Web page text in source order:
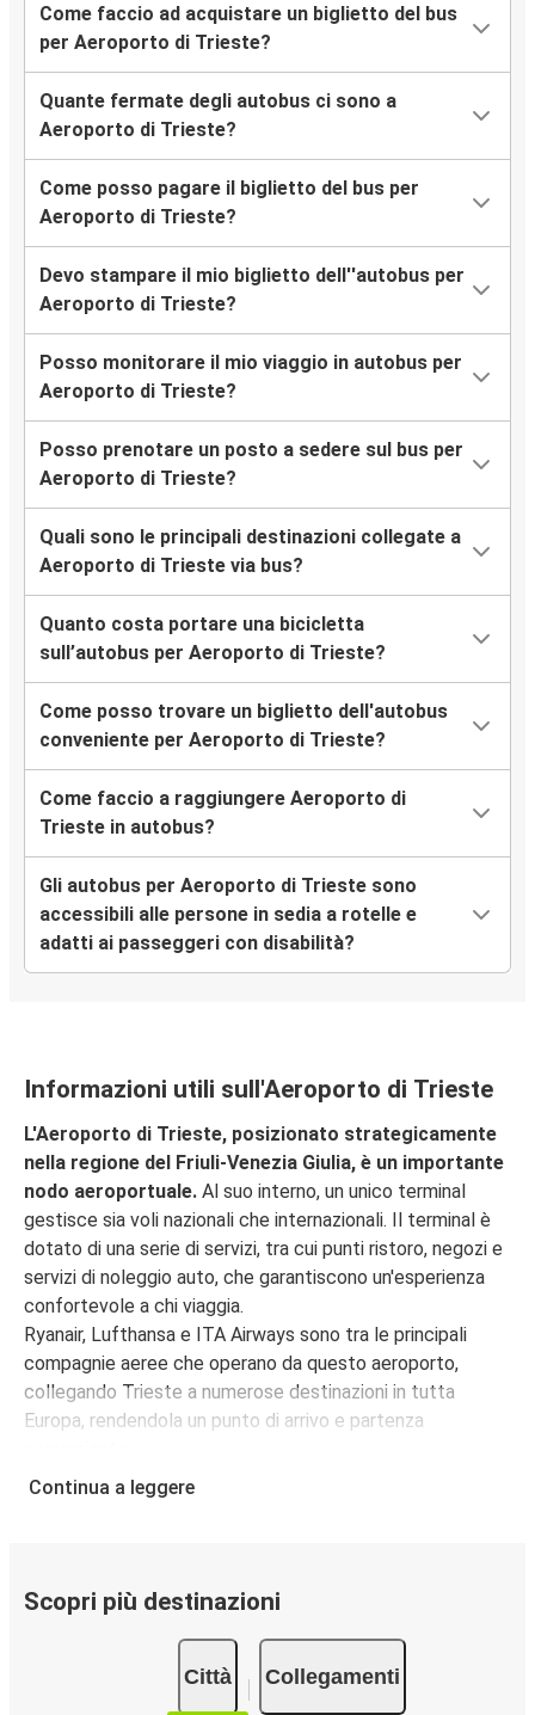
Rovigno
Aeroporto di Trieste
Aeroporto di Trieste
Napoli
Aeroporto di Trieste
Bologna
Aeroporto di Trieste
Aeroporto di Bergamo Orio al Serio
Aeroporto di Trieste
Genova
Aeroporto di Trieste
Padova
Napoli
Graz
Aeroporto di Trieste
Aeroporto di Trieste
Firenze
Aeroporto di Trieste
Perugia
Aeroporto di Trieste
Aeroporto di Trieste
Marsiglia
Aeroporto di Trieste
Zara
Aeroporto di Trieste
Aeroporto di Trieste
Graz
Aeroporto di Trieste
Aeroporto di Trieste
Benevento
Aeroporto di Milano Malpensa (MXP)
Come faccio ad acquistare un biglietto del bus
per Aeroporto di Trieste?
Quante fermate degli autobus ci sono a
Aeroporto di Trieste?
Come posso pagare il biglietto del bus per
Aeroporto di Trieste?
Devo stampare il mio biglietto dell''autobus per
Aeroporto di Trieste?
Posso monitorare il mio viaggio in autobus per
Aeroporto di Trieste?
Posso prenotare un posto a sedere sul bus per
Aeroporto di Trieste?
Quali sono le principali destinazioni collegate a
Aeroporto di Trieste via bus?
Quanto costa portare una bicicletta
sull’autobus per Aeroporto di Trieste?
Come posso trovare un biglietto dell'autobus
conveniente per Aeroporto di Trieste?
Come faccio a raggiungere Aeroporto di
Trieste in autobus?
Gli autobus per Aeroporto di Trieste sono
accessibili alle persone in sedia a rotelle e
adatti ai passeggeri con disabilità?
Informazioni utili sull'Aeroporto di Trieste
L'Aeroporto di Trieste, posizionato strategicamente
nella regione del Friuli-Venezia Giulia, è un importante
nodo aeroportuale. Al suo interno, un unico terminal
gestisce sia voli nazionali che internazionali. Il terminal è
dotato di una serie di servizi, tra cui punti ristoro, negozi e
servizi di noleggio auto, che garantiscono un'esperienza
confortevole a chi viaggia.
Ryanair, Lufthansa e ITA Airways sono tra le principali
compagnie aeree che operano da questo aeroporto,
collegando Trieste a numerose destinazioni in tutta
Europa, rendendola un punto di arrivo e partenza
Per quanto riguarda i controlli di sicurezza, è consigliabile
deposito bagagli e i controlli di sicurezza.
Per raggiungere l'Aeroporto di Trieste, FlixBus offre
collegamenti comodi e a prezzi competitivi.
numerosi collegamenti giornalieri, i nostri pullman per
l’aeroporto sono l’opzione ideale per un viaggio senza
Continua a leggere
Scopri più destinazioni
Città Collegamenti